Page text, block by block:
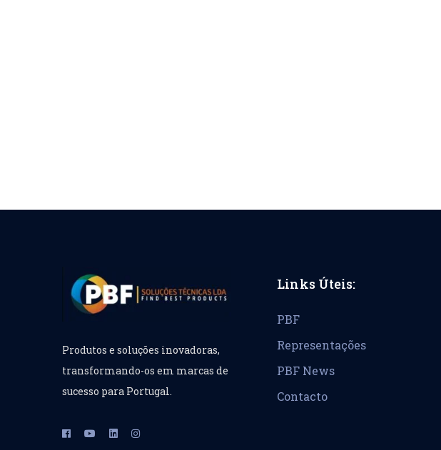
Produtos e soluções inovadoras,
transformando-os em marcas de
sucesso para Portugal.
Links Úteis:
PBF
Representações
PBF News
Contacto